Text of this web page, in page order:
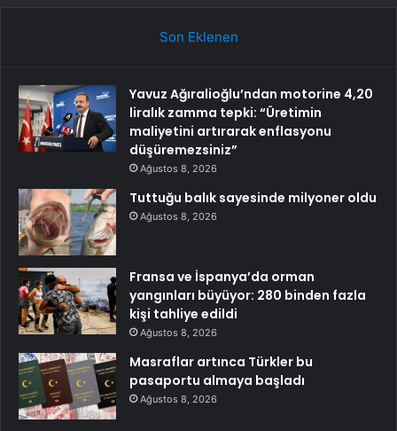
Son Eklenen
Yavuz Ağıralioğlu’ndan motorine 4,20
liralık zamma tepki: “Üretimin
maliyetini artırarak enflasyonu
düşüremezsiniz”
Ağustos 8, 2026
Tuttuğu balık sayesinde milyoner oldu
Ağustos 8, 2026
Fransa ve İspanya’da orman
yangınları büyüyor: 280 binden fazla
kişi tahliye edildi
Ağustos 8, 2026
Masraflar artınca Türkler bu
pasaportu almaya başladı
Ağustos 8, 2026